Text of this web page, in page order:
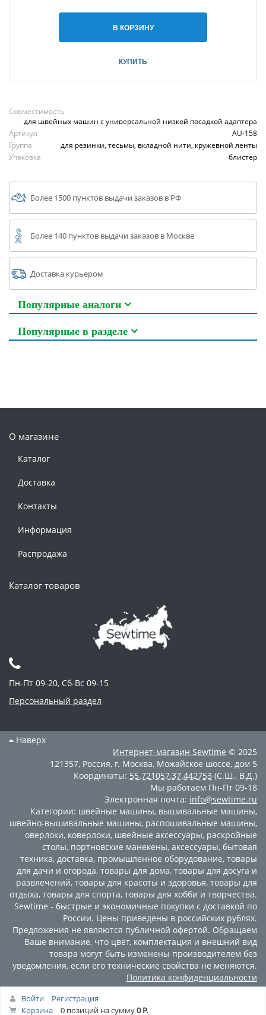
В КОРЗИНУ
КУПИТЬ
Совместимость
для швейных машин с универсальной низкой посадкой адаптера
Артикул
AU-158
Группа
для резинки, тесьмы, вкладной нити, кружевной ленты
Упаковка
блистер
Более 1500 пунктов выдачи заказов в РФ
Более 140 пунктов выдачи заказов в Москве
Доставка курьером
Популярные аналоги
Популярные в разделе
О магазине
Каталог
Доставка
Контакты
Информация
Распродажа
Каталог товаров
Пн-Пт 09-20, Сб-Вс 09-15
Персональный раздел
Наверх
Интернет-магазин Sewtime © 2025
121357, Россия, г. Москва, Можайское шоссе, дом 5
Координаты: 55.721057,37.442753 (С.Ш., В.Д.)
Мы работаем Пн-Пт 09-18
Электронная почта: info@sewtime.ru
Категории: швейные машины, вышивальные машины,
швейно-вышивальные машины, распошивальные машины,
оверлоки, коверлоки, швейные аксессуары, раскройные
столы, портновские манекены, аксессуары, бытовая
техника, доставка, промышленное оборудование, товары
для дачи и огорода, товары для дома, товары для досуга и
развлечений, товары для красоты и здоровья, товары для
отдыха, товары для спорта, товары для хобби и творчества.
Sewtime - быстрые и экономичные покупки с доставкой по
России. Цены приведены в российских рублях.
Предложения не являются публичной офертой. Обращаем
Ваше внимание, что цвет, комплектация и внешний вид
товара могут быть изменены производителем без
уведомления, если его технические свойства не меняются.
Политика конфиденциальности
Войти
Регистрация
Корзина
0 позиций на сумму0 Р.